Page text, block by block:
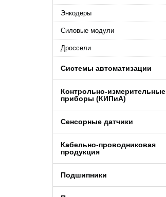
Энкодеры
Силовые модули
Дроссели
Системы автоматизации
Контрольно-измерительные
приборы (КИПиA)
Сенсорные датчики
Кабельно-проводниковая
продукция
Подшипники